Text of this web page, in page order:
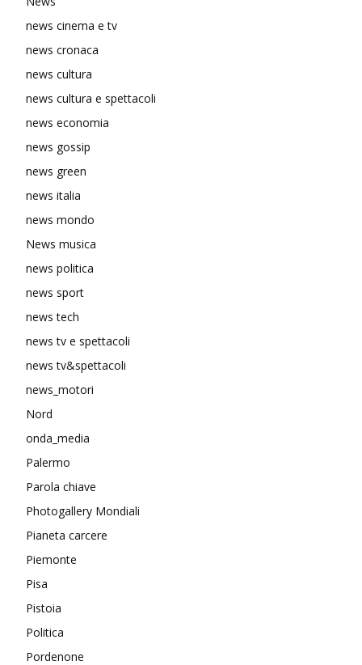
news cinema e tv
news cronaca
news cultura
news cultura e spettacoli
news economia
news gossip
news green
news italia
news mondo
News musica
news politica
news sport
news tech
news tv e spettacoli
news tv&spettacoli
news_motori
Nord
onda_media
Palermo
Parola chiave
Photogallery Mondiali
Pianeta carcere
Piemonte
Pisa
Pistoia
Politica
Pordenone